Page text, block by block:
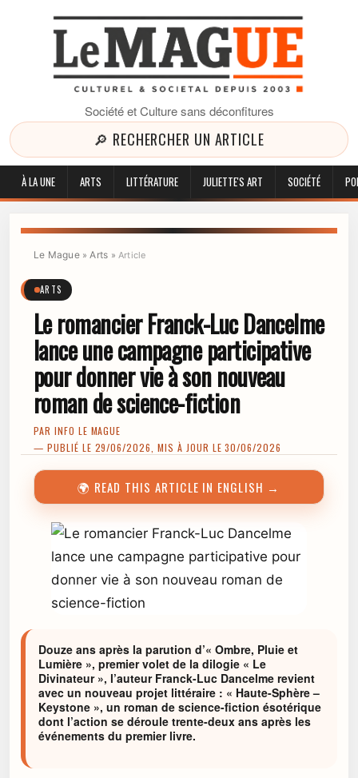
Société et Culture sans déconfitures
🔎 RECHERCHER UN ARTICLE
À LA UNE ARTS LITTÉRATURE JULIETTE'S ART SOCIÉTÉ
Le Mague»Arts » Article
ARTS
Le romancier Franck-Luc Dancelme
lance une campagne participative
pour donner vie à son nouveau
roman de science-fiction
PAR INFO LE MAGUE
— PUBLIÉ LE 29/06/2026, MIS À JOUR LE 30/06/2026
🌍 READ THIS ARTICLE IN ENGLISH →
Douze ans après la parution d’« Ombre, Pluie et
Lumière », premier volet de la dilogie « Le
Divinateur », l’auteur Franck-Luc Dancelme revient
avec un nouveau projet littéraire : « Haute-Sphère –
Keystone », un roman de science-fiction ésotérique
dont l’action se déroule trente-deux ans après les
événements du premier livre.